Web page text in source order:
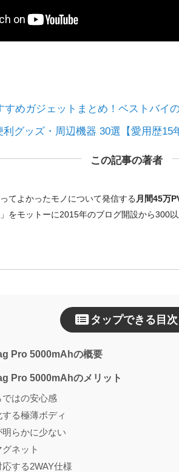
すめガジェットまとめ！ベストバイ
グッズ・周辺機器 30選【愛用歴15
この記事の著者
てよかったモノについて発信する 月間45万
をモットーに2015年のブログ開設から300
タップできる目次
Pro 5000mAhの概要
Pro 5000mAhのメリット
はの安心感
る極薄ボディ
らかに少ない
ネット
する2WAY仕様